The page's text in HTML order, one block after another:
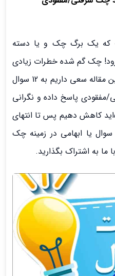
که یک برگ چک و یا دسته
چک گم شده خطرات زیادی
دارد که اکثرا از آن آگاهیم. در این مقاله سعی داریم به 12 سوال
مفقودی پاسخ داده و نگرانی
کاهش دهیم پس تا انتهای
سوال یا ابهامی در زمینه چک
ما به اشتراک بگذارید.